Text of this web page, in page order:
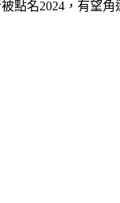
名2024，有望